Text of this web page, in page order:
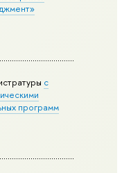
с
программ